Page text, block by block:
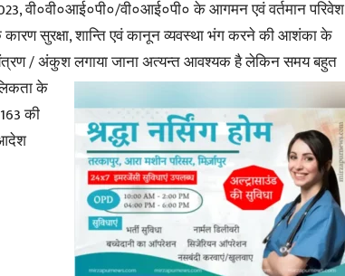
वी०वी०आई०पी०/वी०आई०पी० के आगमन एवं वर्तमान परिवेश
कारण सुरक्षा, शान्ति एवं कानून व्यवस्था भंग करने की आशंका के
/ अंकुश लगाया जाना अत्यन्त आवश्यक है लेकिन समय बहुत
के
की